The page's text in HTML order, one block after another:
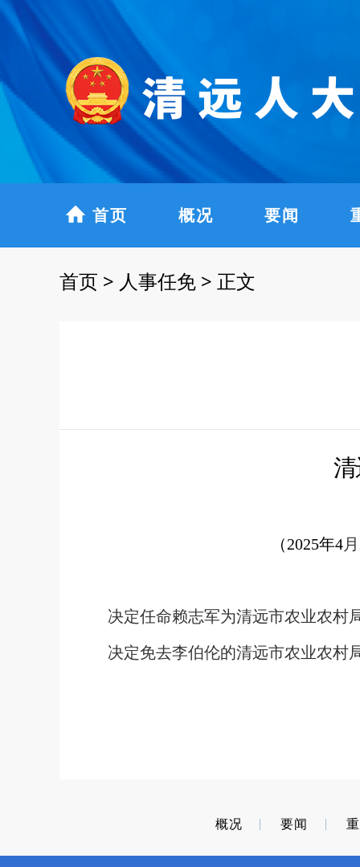
首页 概况 要闻
首页 > 人事任免 > 正文
（2025年4月
决定任命赖志军为清远市农业农村
决定免去李伯伦的清远市农业农村
概况 要闻